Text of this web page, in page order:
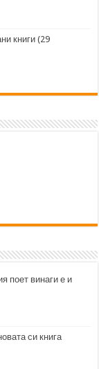
книги (29
поет винаги е и
си книга